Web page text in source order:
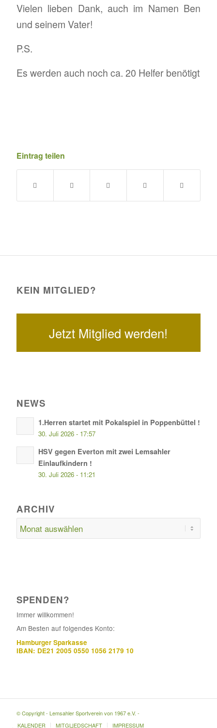
Vielen lieben Dank, auch im Namen Ben
und seinem Vater!
P.S.
Es werden auch noch ca. 20 Helfer benötigt
Eintrag teilen
KEIN MITGLIED?
Jetzt Mitglied werden!
NEWS
1.Herren startet mit Pokalspiel in Poppenbüttel !
30. Juli 2026 - 17:57
HSV gegen Everton mit zwei Lemsahler
Einlaufkindern !
30. Juli 2026 - 11:21
ARCHIV
SPENDEN?
Immer willkommen!
Am Besten auf folgendes Konto:
Hamburger Sparkasse
IBAN: DE21 2005 0550 1056 2179 10
© Copyright - Lemsahler Sportverein von 1967 e.V. -
KALENDER
MITGLIEDSCHAFT IMPRESSUM